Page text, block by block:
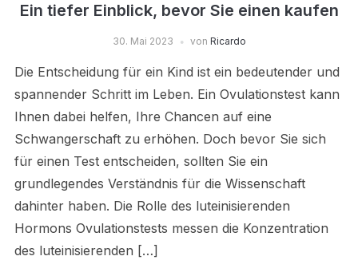
Ein tiefer Einblick, bevor Sie einen kaufen
30. Mai 2023 von Ricardo
Die Entscheidung für ein Kind ist ein bedeutender und
spannender Schritt im Leben. Ein Ovulationstest kann
Ihnen dabei helfen, Ihre Chancen auf eine
Schwangerschaft zu erhöhen. Doch bevor Sie sich
für einen Test entscheiden, sollten Sie ein
grundlegendes Verständnis für die Wissenschaft
dahinter haben. Die Rolle des luteinisierenden
Hormons Ovulationstests messen die Konzentration
des luteinisierenden […]